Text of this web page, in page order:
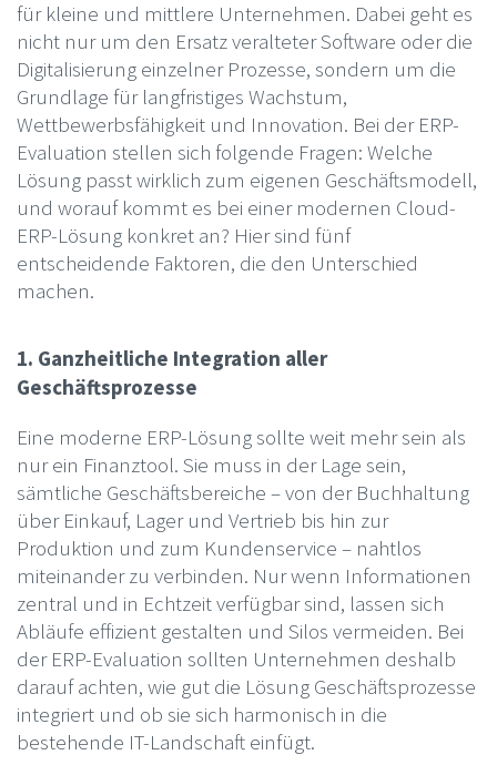
für kleine und mittlere Unternehmen. Dabei geht es
nicht nur um den Ersatz veralteter Software oder die
Digitalisierung einzelner Prozesse, sondern um die
Grundlage für langfristiges Wachstum,
Wettbewerbsfähigkeit und Innovation. Bei der ERP-
Evaluation stellen sich folgende Fragen: Welche
Lösung passt wirklich zum eigenen Geschäftsmodell,
und worauf kommt es bei einer modernen Cloud-
ERP-Lösung konkret an? Hier sind fünf
entscheidende Faktoren, die den Unterschied
machen.
1. Ganzheitliche Integration aller
Geschäftsprozesse
Eine moderne ERP-Lösung sollte weit mehr sein als
nur ein Finanztool. Sie muss in der Lage sein,
sämtliche Geschäftsbereiche – von der Buchhaltung
über Einkauf, Lager und Vertrieb bis hin zur
Produktion und zum Kundenservice – nahtlos
miteinander zu verbinden. Nur wenn Informationen
zentral und in Echtzeit verfügbar sind, lassen sich
Abläufe effizient gestalten und Silos vermeiden. Bei
der ERP-Evaluation sollten Unternehmen deshalb
darauf achten, wie gut die Lösung Geschäftsprozesse
integriert und ob sie sich harmonisch in die
bestehende IT-Landschaft einfügt.